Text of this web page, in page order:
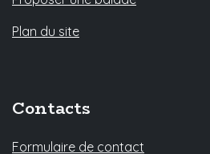
Plan du site
Contacts
Formulaire de contact